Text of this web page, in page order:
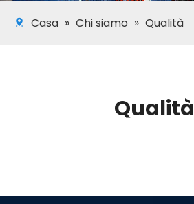
Casa » Chi siamo » Qualità
Qualità